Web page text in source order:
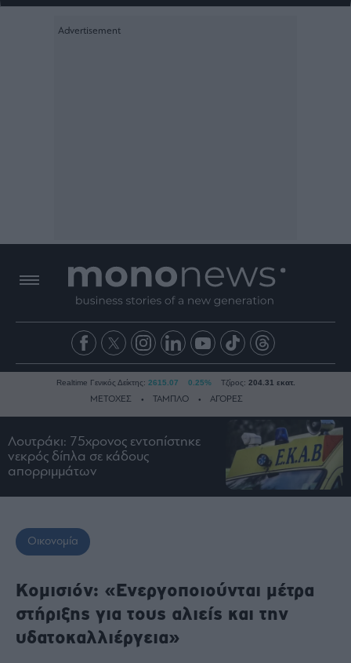
Ειδήσεις
Οικονομία
Τράπεζες
Ναυτιλία
Estate
Ενέργεια
Πολιτική
Realtime Γενικός Δείκτης: 2615.07 0.25% Τζίρος: 204.31 εκατ.
ΜΕΤΟΧΕΣ ΤΑΜΠΛΟ ΑΓΟΡΕΣ
Λουτράκι: 75χρονος εντοπίστηκε
νεκρός δίπλα σε κάδους
απορριμμάτων
Οικονομία
Κομισιόν: «Ενεργοποιούνται μέτρα
στήριξης για τους αλιείς και την
υδατοκαλλιέργεια»